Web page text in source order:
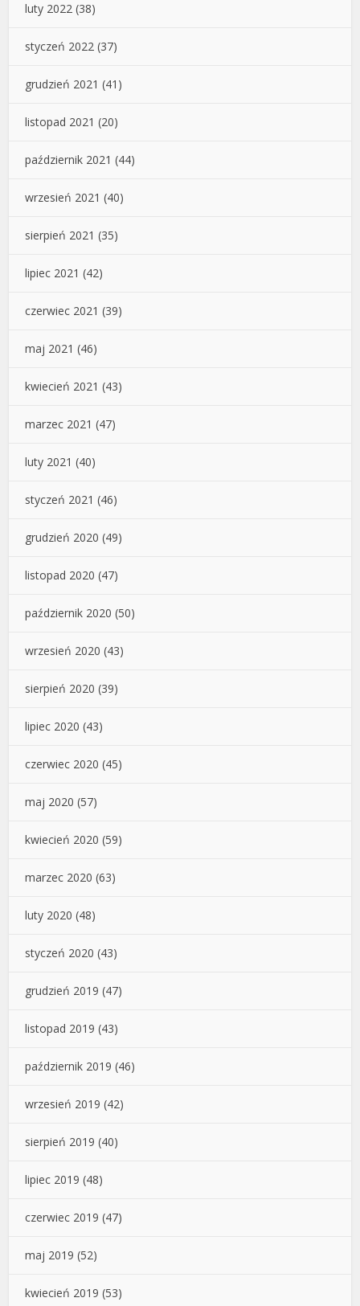
luty 2022 (38)
styczeń 2022 (37)
grudzień 2021 (41)
listopad 2021 (20)
październik 2021 (44)
wrzesień 2021 (40)
sierpień 2021 (35)
lipiec 2021 (42)
czerwiec 2021 (39)
maj 2021 (46)
kwiecień 2021 (43)
marzec 2021 (47)
luty 2021 (40)
styczeń 2021 (46)
grudzień 2020 (49)
listopad 2020 (47)
październik 2020 (50)
wrzesień 2020 (43)
sierpień 2020 (39)
lipiec 2020 (43)
czerwiec 2020 (45)
maj 2020 (57)
kwiecień 2020 (59)
marzec 2020 (63)
luty 2020 (48)
styczeń 2020 (43)
grudzień 2019 (47)
listopad 2019 (43)
październik 2019 (46)
wrzesień 2019 (42)
sierpień 2019 (40)
lipiec 2019 (48)
czerwiec 2019 (47)
maj 2019 (52)
kwiecień 2019 (53)